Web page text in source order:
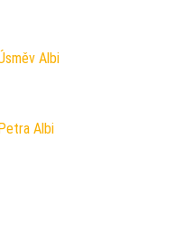
99 Kč.
Albi
byla: 169 Kč.
Albi
byla: 169 Kč.